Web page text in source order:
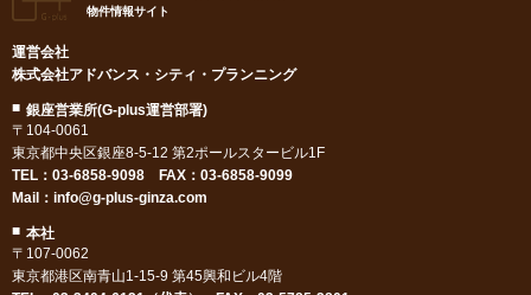
物件情報サイト
運営会社
株式会社アドバンス・シティ・プランニング
銀座営業所(G-plus運営部署)
〒104-0061
東京都中央区銀座8-5-12 第2ポールスタービル1F
TEL： 03-6858-9098 FAX：03-6858-9099
Mail： info@g-plus-ginza.com
本社
〒107-0062
東京都港区南青山1-15-9 第45興和ビル4階